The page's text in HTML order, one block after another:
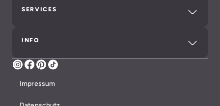
SERVICES
INFO
Instagram
Facebook
Pinterest
Impressum